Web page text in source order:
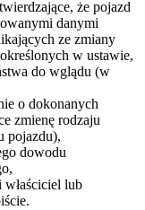
że pojazd
danymi
ze zmiany
w ustawie,
do wglądu (w
o dokonanych
zmienę rodzaju
pojazdu),
dowodu
lub